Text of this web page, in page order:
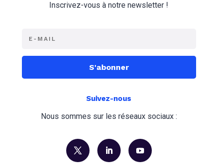
Inscrivez-vous à notre newsletter !
S'abonner
Suivez-nous
Nous sommes sur les réseaux sociaux :